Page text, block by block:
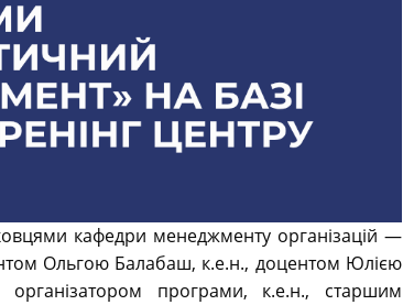
кафедри менеджменту організацій —
Ольгою Балабаш, к.е.н., доцентом Юлією
програми, к.е.н., старшим